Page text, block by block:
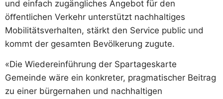
und einfach zugängliches Angebot für den
öﬀentlichen Verkehr unterstützt nachhaltiges
Mobilitätsverhalten, stärkt den Service public und
kommt der gesamten Bevölkerung zugute.
«Die Wiedereinführung der Spartageskarte
Gemeinde wäre ein konkreter, pragmatischer Beitrag
zu einer bürgernahen und nachhaltigen